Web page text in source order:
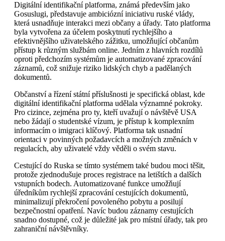
Digitální identifikační platforma, známá především jako
Gosuslugi, představuje ambiciózní iniciativu ruské vlády,
která usnadňuje interakci mezi občany a úřady. Tato platforma
byla vytvořena za účelem poskytnutí rychlejšího a
efektivnějšího uživatelského zážitku, umožňující občanům
přístup k různým službám online. Jedním z hlavních rozdílů
oproti předchozím systémům je automatizované zpracování
záznamů, což snižuje riziko lidských chyb a padělaných
dokumentů.
Občanství a řízení státní příslušnosti je specifická oblast, kde
digitální identifikační platforma udělala významné pokroky.
Pro cizince, zejména pro ty, kteří uvažují o návštěvě USA
nebo žádají o studentské vízum, je přístup k komplexním
informacím o imigraci klíčový. Platforma tak usnadní
orientaci v povinných požadavcích a možných změnách v
regulacích, aby uživatelé vždy věděli o svém stavu.
Cestující do Ruska se tímto systémem také budou moci těšit,
protože zjednodušuje proces registrace na letištích a dalších
vstupních bodech. Automatizované funkce umožňují
úředníkům rychlejší zpracování cestujících dokumentů,
minimalizují překročení povoleného pobytu a posilují
bezpečnostní opatření. Navíc budou záznamy cestujících
snadno dostupné, což je důležité jak pro místní úřady, tak pro
zahraniční návštěvníky.